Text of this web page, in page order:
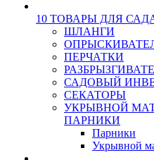
10 ТОВАРЫ ДЛЯ
ШЛАНГИ
ПЕРЧАТКИ
САДОВЫЙ
СЕКАТОРЫ
УКРЫВНОЙ
ПАРНИКИ
Парники
Укрывной